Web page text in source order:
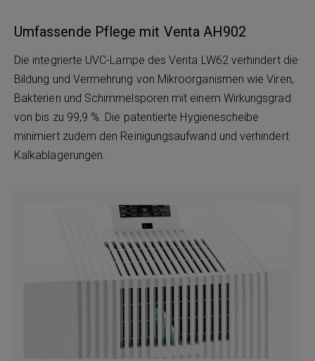
Umfassende Pflege mit Venta AH902
Die integrierte UVC-Lampe des Venta LW62 verhindert die
Bildung und Vermehrung von Mikroorganismen wie Viren,
Bakterien und Schimmelsporen mit einem Wirkungsgrad
von bis zu 99,9 %. Die patentierte Hygienescheibe
minimiert zudem den Reinigungsaufwand und verhindert
Kalkablagerungen.